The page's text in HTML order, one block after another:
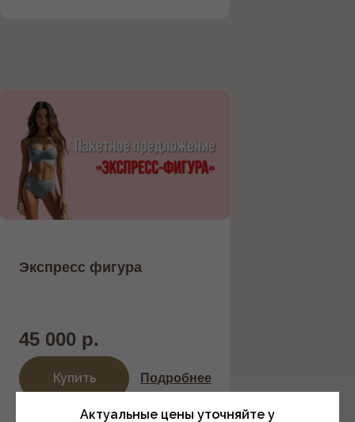
Подробнее
45 000 р.
Экспресс фигура
Купить
Актуальные цены уточняйте у